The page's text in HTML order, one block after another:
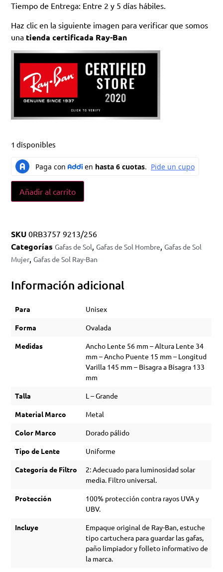
Tiempo de Entrega: Entre 2 y 5 días hábiles.
Haz clic en la siguiente imagen para verificar que somos
una tienda certificada Ray-Ban
1 disponibles
Añadir al carrito
SKU0RB3757 9213/256
Categorías Gafas de Sol,Gafas de Sol Hombre,Gafas de Sol
Mujer,Gafas de Sol Ray-Ban
Información adicional
Para Unisex
Forma Ovalada
Medidas
Ancho Lente 56 mm – Altura Lente 34
mm – Ancho Puente 15 mm – Longitud
Varilla 145 mm – Bisagra a Bisagra 133
mm
Talla L – Grande
Material Marco Metal
Color Marco Dorado pálido
Tipo de Lente Uniforme
Categoría de Filtro
2: Adecuado para luminosidad solar
media. Filtro universal.
Protección
100% protección contra rayos UVA y
UBV.
Incluye
Empaque original de Ray-Ban, estuche
tipo cartuchera para guardar las gafas,
paño limpiador y folleto informativo de
la marca.